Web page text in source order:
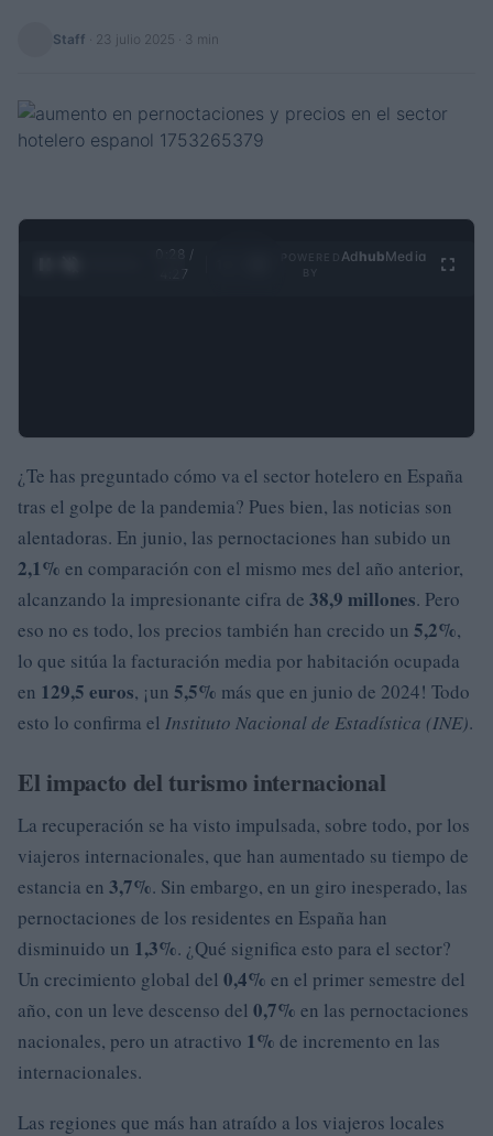
Staff 23 julio 2025 · 3 min
0:28 /
4:27
Ad hubMedia
¿Te has preguntado cómo va el sector hotelero en España
tras el golpe de la pandemia? Pues bien, las noticias son
alentadoras. En junio, las pernoctaciones han subido un
2,1% en comparación con el mismo mes del año anterior,
alcanzando la impresionante cifra de 38,9 millones. Pero
eso no es todo, los precios también han crecido un 5,2%,
lo que sitúa la facturación media por habitación ocupada
en 129,5 euros, ¡un 5,5% más que en junio de 2024! Todo
esto lo confirma el Instituto Nacional de Estadística (INE).
El impacto del turismo internacional
La recuperación se ha visto impulsada, sobre todo, por los
viajeros internacionales, que han aumentado su tiempo de
estancia en 3,7%. Sin embargo, en un giro inesperado, las
pernoctaciones de los residentes en España han
disminuido un 1,3%. ¿Qué significa esto para el sector?
Un crecimiento global del 0,4% en el primer semestre del
año, con un leve descenso del 0,7% en las pernoctaciones
nacionales, pero un atractivo 1% de incremento en las
internacionales.
Las regiones que más han atraído a los viajeros locales